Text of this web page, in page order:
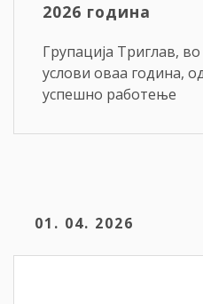
2026 година
Групација Триглав,
услови оваа година,
успешно работење
01. 04. 2026